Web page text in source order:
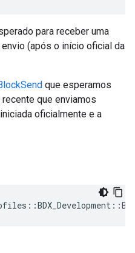
para receber uma
envio (após o início oficial da
que esperamos
que enviamos
oficialmente e a